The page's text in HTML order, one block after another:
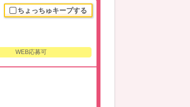
ちょっちゅキープする
WEB応募可